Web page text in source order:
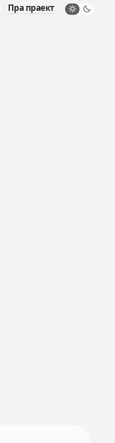
Пра праект